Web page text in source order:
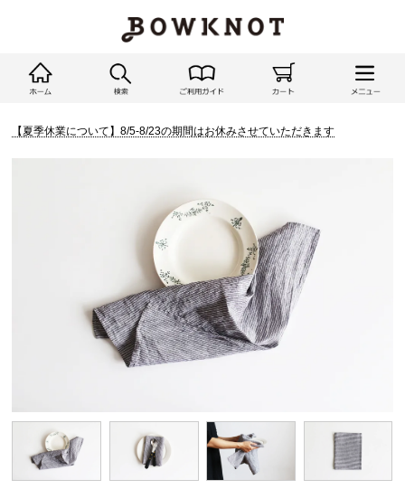
【夏季休業について】8/5-8/23の期間はお休みさせていただきます